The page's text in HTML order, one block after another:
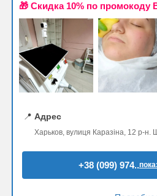
🎁 Cкидка 10% по промокоду
📍 Адрес
Харьков, вулиця Каразіна, 12 р-н.
+38 (099) 974..